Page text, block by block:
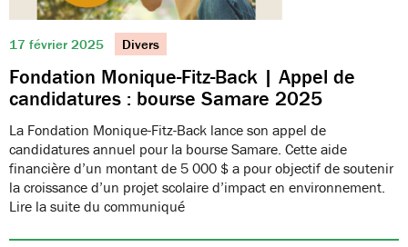
17 février 2025 Divers
Fondation Monique-Fitz-Back | Appel de
candidatures : bourse Samare 2025
La Fondation Monique-Fitz-Back lance son appel de
candidatures annuel pour la bourse Samare. Cette aide
financière d’un montant de 5 000 $ a pour objectif de soutenir
la croissance d’un projet scolaire d’impact en environnement.
Lire la suite du communiqué